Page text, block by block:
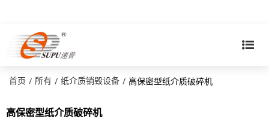
首页 / 所有 / 纸介质销毁设备 / 高保密型纸介质破碎机
高保密型纸介质破碎机